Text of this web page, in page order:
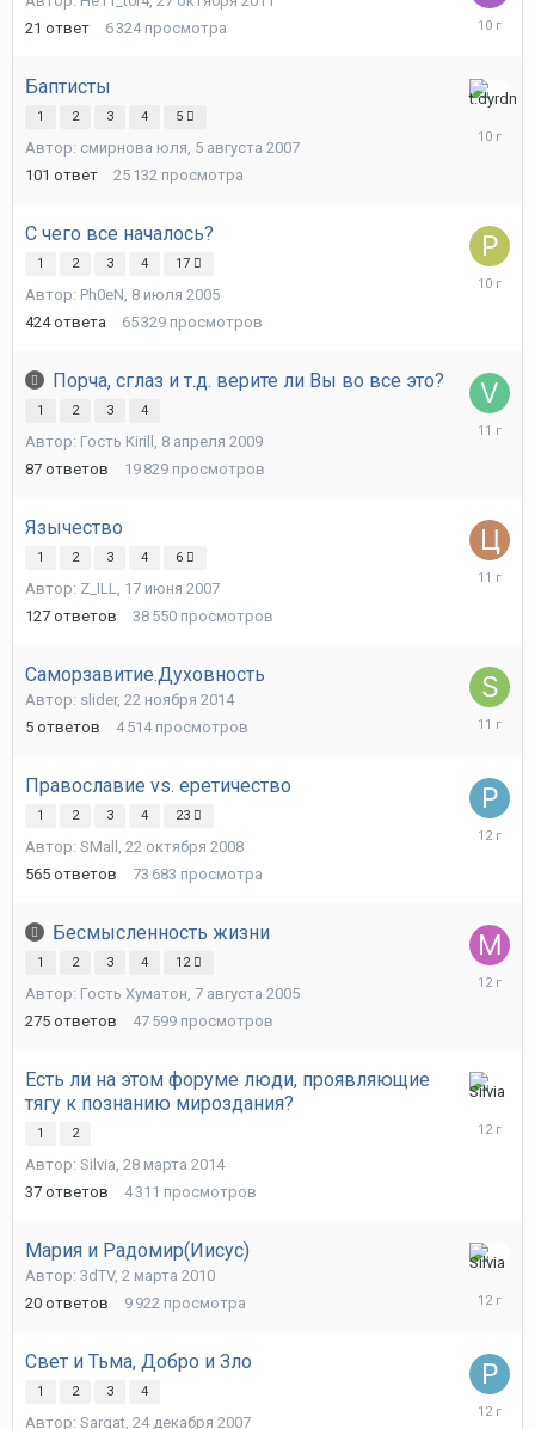
21 ответ 6 324 просмотра
15
Баптисты
1 2 3 4 5
Автор: смирнова юля, 5 августа 2007
101 ответ 25 132 просмотра
20
февраля
С чего все началось?
1 2 3 4 17
Автор: Ph0eN, 8 июля 2005
424 ответа 65 329 просмотров
Порча, сглаз и т.д. верите ли Вы во все это?
1 2 3 4
Автор: Гость Kirill, 8 апреля 2009
87 ответов 19 829 просмотров
Язычество
1 2 3 4 6
Автор: Z_ILL, 17 июня 2007
127 ответов 38 550 просмотров
21
Саморзавитие.Духовность
Автор: slider, 22 ноября 2014
5 ответов 4 514 просмотров
22
Православие vs. еретичество
1 2 3 4 23
Автор: SMall , 22 октября 2008
565 ответов 73 683 просмотра
22
Бесмысленность жизни
1 2 3 4 12
Автор: Гость Хуматон, 7 августа 2005
275 ответов 47 599 просмотров
18
Есть ли на этом форуме люди, проявляющие
тягу к познанию мироздания?
1 2
Автор: Silvia, 28 марта 2014
37 ответов 4 311 просмотров
17
апреля
Мария и Радомир(Иисус)
Автор: 3dTV, 2 марта 2010
20 ответов 9 922 просмотра
17
апреля
Свет и Тьма, Добро и Зло
1 2 3 4
Автор: Sargat, 24 декабря 2007
16